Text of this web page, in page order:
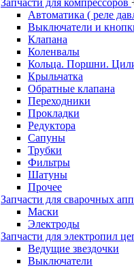
Запчасти для компрессоров
Автоматика ( реле
Выключатели и
Клапана
Коленвалы
Кольца. Поршни.
Крыльчатка
Обратные клапана
Переходники
Прокладки
Редуктора
Сапуны
Трубки
Фильтры
Шатуны
Прочее
Запчасти для сварочных
Маски
Электроды
Запчасти для электропил
Ведущие звездочки
Выключатели